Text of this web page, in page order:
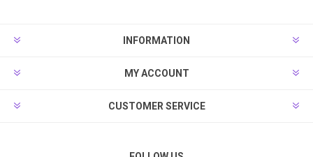
INFORMATION
MY ACCOUNT
CUSTOMER SERVICE